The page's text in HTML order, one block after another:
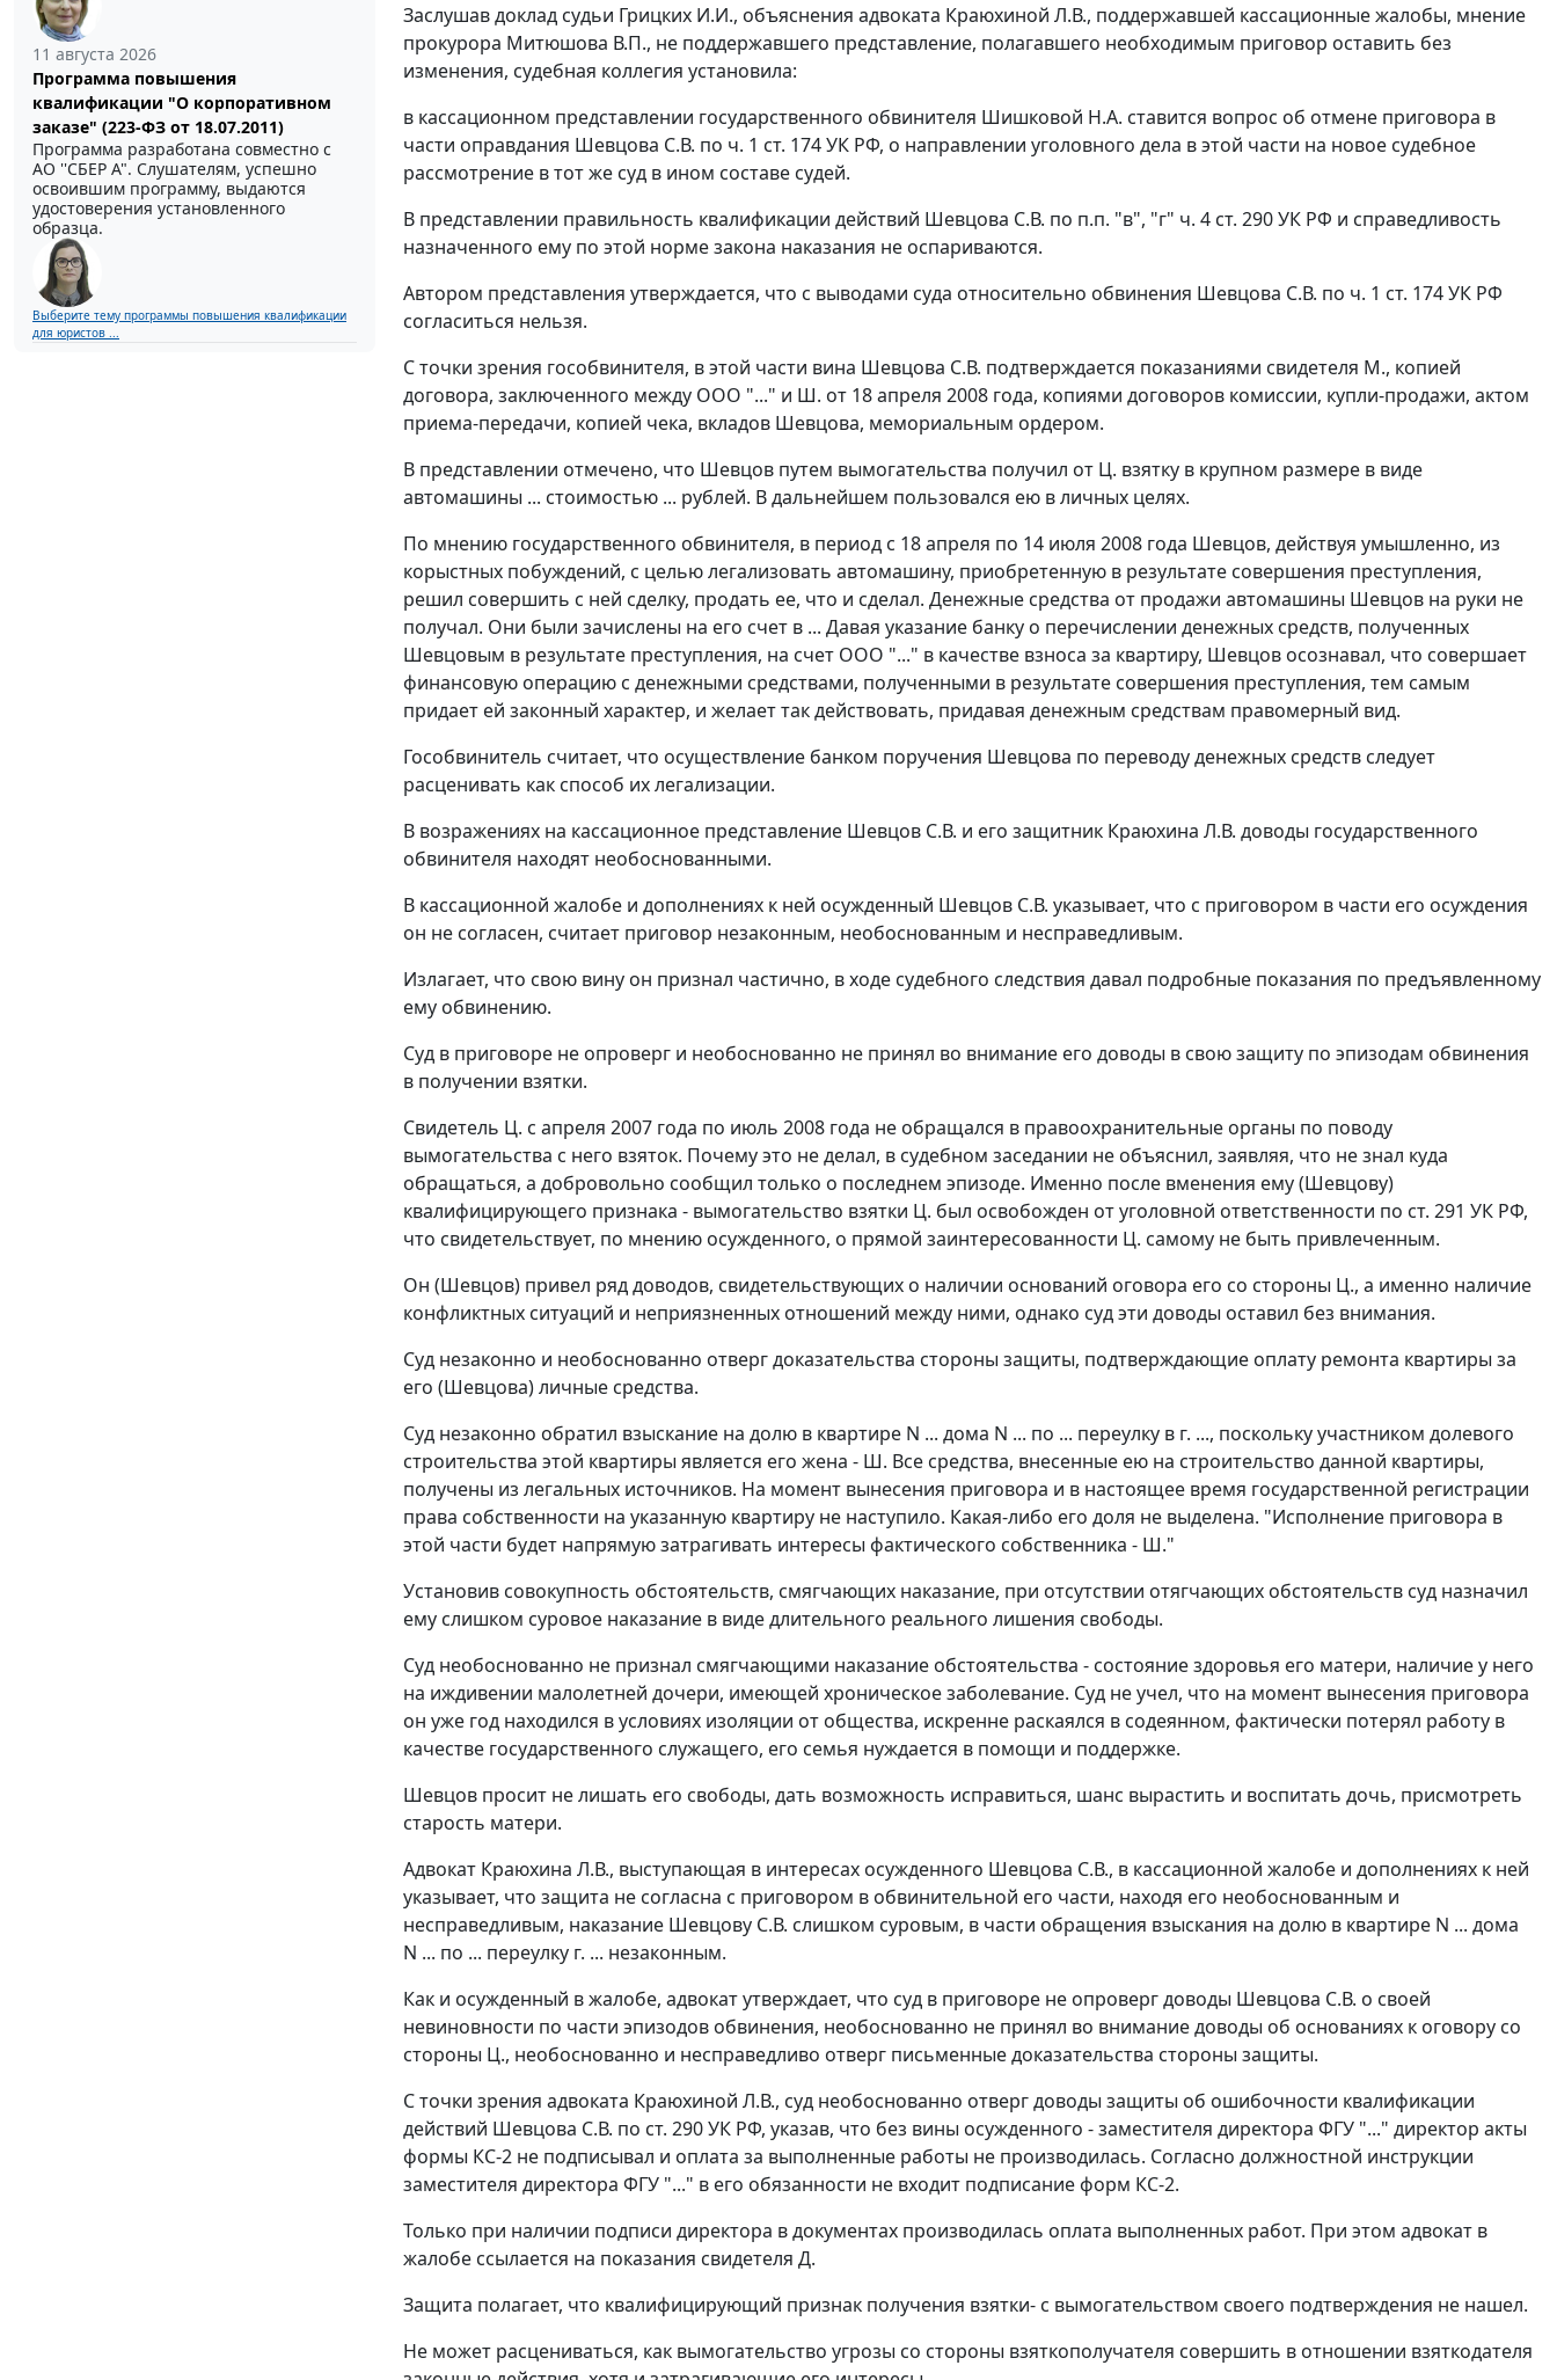
11 августа 2026
Программа повышения
квалификации "О корпоративном
заказе" (223-ФЗ от 18.07.2011)
Программа разработана совместно с
АО ''СБЕР А". Слушателям, успешно
освоившим программу, выдаются
удостоверения установленного
образца.
Выберите тему программы повышения квалификации
для юристов ...
Заслушав доклад судьи Грицких И.И., объяснения адвоката Краюхиной Л.В., поддержавшей кассационные жалобы, мнение
прокурора Митюшова В.П., не поддержавшего представление, полагавшего необходимым приговор оставить без
изменения, судебная коллегия установила:
в кассационном представлении государственного обвинителя Шишковой Н.А. ставится вопрос об отмене приговора в
части оправдания Шевцова С.В. по ч. 1 ст. 174УК РФ, о направлении уголовного дела в этой части на новое судебное
рассмотрение в тот же суд в ином составе судей.
В представлении правильность квалификации действий Шевцова С.В. по п.п. "в", "г" ч. 4 ст. 290УК РФ и справедливость
назначенного ему по этой норме закона наказания не оспариваются.
Автором представления утверждается, что с выводами суда относительно обвинения Шевцова С.В. по ч. 1 ст. 174УК РФ
согласиться нельзя.
С точки зрения гособвинителя, в этой части вина Шевцова С.В. подтверждается показаниями свидетеля М., копией
договора, заключенного между ООО "..." и Ш. от 18 апреля 2008 года, копиями договоров комиссии, купли-продажи, актом
приема-передачи, копией чека, вкладов Шевцова, мемориальным ордером.
В представлении отмечено, что Шевцов путем вымогательства получил от Ц. взятку в крупном размере в виде
автомашины ... стоимостью ... рублей. В дальнейшем пользовался ею в личных целях.
По мнению государственного обвинителя, в период с 18 апреля по 14 июля 2008 года Шевцов, действуя умышленно, из
корыстных побуждений, с целью легализовать автомашину, приобретенную в результате совершения преступления,
решил совершить с ней сделку, продать ее, что и сделал. Денежные средства от продажи автомашины Шевцов на руки не
получал. Они были зачислены на его счет в ... Давая указание банку о перечислении денежных средств, полученных
Шевцовым в результате преступления, на счет ООО "..." в качестве взноса за квартиру, Шевцов осознавал, что совершает
финансовую операцию с денежными средствами, полученными в результате совершения преступления, тем самым
придает ей законный характер, и желает так действовать, придавая денежным средствам правомерный вид.
Гособвинитель считает, что осуществление банком поручения Шевцова по переводу денежных средств следует
расценивать как способ их легализации.
В возражениях на кассационное представление Шевцов С.В. и его защитник Краюхина Л.В. доводы государственного
обвинителя находят необоснованными.
В кассационной жалобе и дополнениях к ней осужденный Шевцов С.В. указывает, что с приговором в части его осуждения
он не согласен, считает приговор незаконным, необоснованным и несправедливым.
Излагает, что свою вину он признал частично, в ходе судебного следствия давал подробные показания по предъявленному
ему обвинению.
Суд в приговоре не опроверг и необоснованно не принял во внимание его доводы в свою защиту по эпизодам обвинения
в получении взятки.
Свидетель Ц. с апреля 2007 года по июль 2008 года не обращался в правоохранительные органы по поводу
вымогательства с него взяток. Почему это не делал, в судебном заседании не объяснил, заявляя, что не знал куда
обращаться, а добровольно сообщил только о последнем эпизоде. Именно после вменения ему (Шевцову)
квалифицирующего признака - вымогательство взятки Ц. был освобожден от уголовной ответственности по ст. 291 УК РФ,
что свидетельствует, по мнению осужденного, о прямой заинтересованности Ц. самому не быть привлеченным.
Он (Шевцов) привел ряд доводов, свидетельствующих о наличии оснований оговора его со стороны Ц., а именно наличие
конфликтных ситуаций и неприязненных отношений между ними, однако суд эти доводы оставил без внимания.
Суд незаконно и необоснованно отверг доказательства стороны защиты, подтверждающие оплату ремонта квартиры за
его (Шевцова) личные средства.
Суд незаконно обратил взыскание на долю в квартире N ... дома N ... по ... переулку в г. ..., поскольку участником долевого
строительства этой квартиры является его жена - Ш. Все средства, внесенные ею на строительство данной квартиры,
получены из легальных источников. На момент вынесения приговора и в настоящее время государственной регистрации
права собственности на указанную квартиру не наступило. Какая-либо его доля не выделена. "Исполнение приговора в
этой части будет напрямую затрагивать интересы фактического собственника - Ш."
Установив совокупность обстоятельств, смягчающих наказание, при отсутствии отягчающих обстоятельств суд назначил
ему слишком суровое наказание в виде длительного реального лишения свободы.
Суд необоснованно не признал смягчающими наказание обстоятельства - состояние здоровья его матери, наличие у него
на иждивении малолетней дочери, имеющей хроническое заболевание. Суд не учел, что на момент вынесения приговора
он уже год находился в условиях изоляции от общества, искренне раскаялся в содеянном, фактически потерял работу в
качестве государственного служащего, его семья нуждается в помощи и поддержке.
Шевцов просит не лишать его свободы, дать возможность исправиться, шанс вырастить и воспитать дочь, присмотреть
старость матери.
Адвокат Краюхина Л.В., выступающая в интересах осужденного Шевцова С.В., в кассационной жалобе и дополнениях к ней
указывает, что защита не согласна с приговором в обвинительной его части, находя его необоснованным и
несправедливым, наказание Шевцову С.В. слишком суровым, в части обращения взыскания на долю в квартире N ... дома
N ... по ... переулку г. ... незаконным.
Как и осужденный в жалобе, адвокат утверждает, что суд в приговоре не опроверг доводы Шевцова С.В. о своей
невиновности по части эпизодов обвинения, необоснованно не принял во внимание доводы об основаниях к оговору со
стороны Ц., необоснованно и несправедливо отверг письменные доказательства стороны защиты.
С точки зрения адвоката Краюхиной Л.В., суд необоснованно отверг доводы защиты об ошибочности квалификации
действий Шевцова С.В. по ст. 290УК РФ, указав, что без вины осужденного - заместителя директора ФГУ "..." директор акты
формы КС-2 не подписывал и оплата за выполненные работы не производилась. Согласно должностной инструкции
заместителя директора ФГУ "..." в его обязанности не входит подписание форм КС-2.
Только при наличии подписи директора в документах производилась оплата выполненных работ. При этом адвокат в
жалобе ссылается на показания свидетеля Д.
Защита полагает, что квалифицирующий признак получения взятки- с вымогательством своего подтверждения не нашел.
Не может расцениваться, как вымогательство угрозы со стороны взяткополучателя совершить в отношении взяткодателя